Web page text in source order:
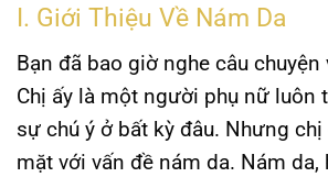
I. Giới Thiệu Về Nám Da
Bạn đã bao giờ nghe câu chuyện
Chị ấy là một người phụ nữ luôn
sự chú ý ở bất kỳ đâu. Nhưng
mặt với vấn đề nám da. Nám da,